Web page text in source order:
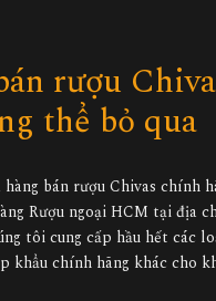
rượu
thể bỏ qua
hàng bán rượu Chivas chính
Rượu ngoại HCM tại địa
tôi cung cấp hầu hết các
khẩu chính hãng khác cho